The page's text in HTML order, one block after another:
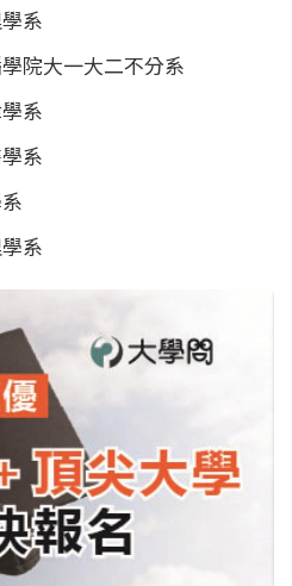
系
院大一大二不分系
系
系
系